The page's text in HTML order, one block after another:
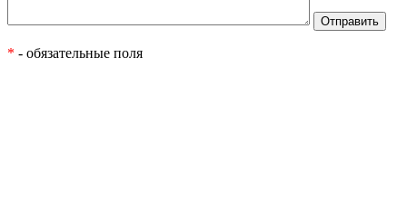
* - обязательные поля